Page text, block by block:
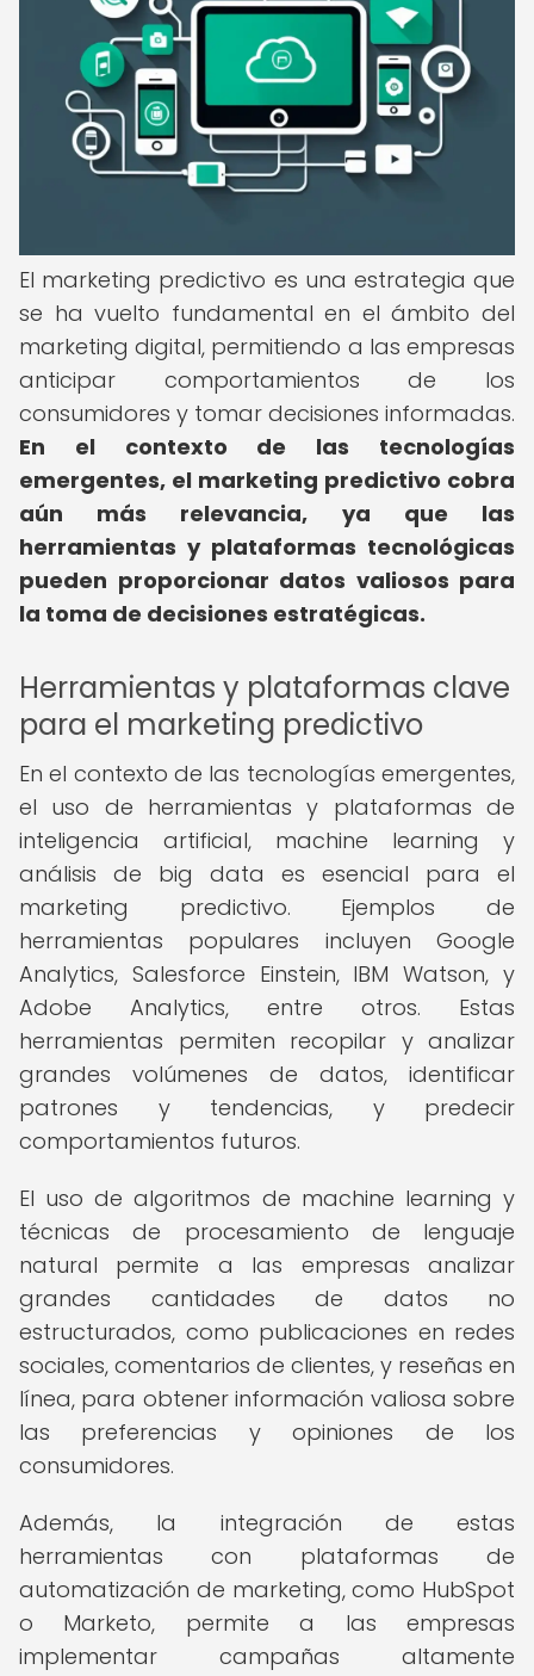
El marketing predictivo es una estrategia que
se ha vuelto fundamental en el ámbito del
marketing digital, permitiendo a las empresas
anticipar comportamientos de los
consumidores y tomar decisiones informadas.
En el contexto de las tecnologías
emergentes, el marketing predictivo cobra
aún más relevancia, ya que las
herramientas y plataformas tecnológicas
pueden proporcionar datos valiosos para
la toma de decisiones estratégicas.
Herramientas y plataformas clave
para el marketing predictivo
En el contexto de las tecnologías emergentes,
el uso de herramientas y plataformas de
inteligencia artificial, machine learning y
análisis de big data es esencial para el
marketing predictivo. Ejemplos de
herramientas populares incluyen Google
Analytics, Salesforce Einstein, IBM Watson, y
Adobe Analytics, entre otros. Estas
herramientas permiten recopilar y analizar
grandes volúmenes de datos, identificar
patrones y tendencias, y predecir
comportamientos futuros.
El uso de algoritmos de machine learning y
técnicas de procesamiento de lenguaje
natural permite a las empresas analizar
grandes cantidades de datos no
estructurados, como publicaciones en redes
sociales, comentarios de clientes, y reseñas en
línea, para obtener información valiosa sobre
las preferencias y opiniones de los
consumidores.
Además, la integración de estas
herramientas con plataformas de
automatización de marketing, como HubSpot
o Marketo, permite a las empresas
implementar campañas altamente